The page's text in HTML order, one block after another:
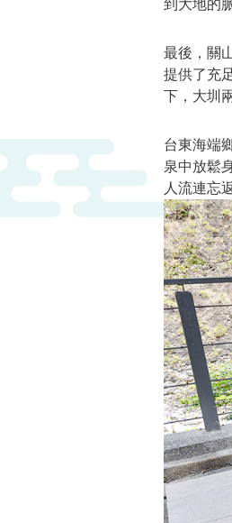
到大地的
最後，關
提供了充
下，大圳
台東海端
泉中放鬆
人流連忘